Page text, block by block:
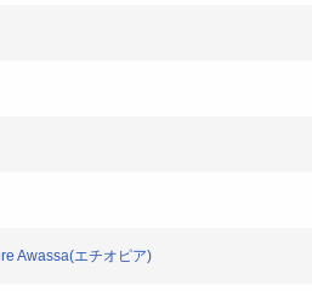
Awassa(エチオピア)